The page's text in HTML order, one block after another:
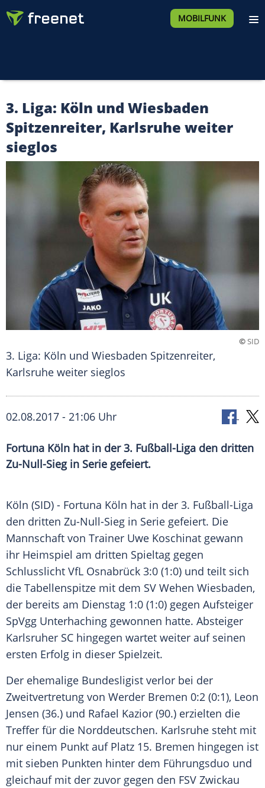
MOBILFUNK
3. Liga: Köln und Wiesbaden
Spitzenreiter, Karlsruhe weiter
sieglos
©SID
3. Liga: Köln und Wiesbaden Spitzenreiter,
Karlsruhe weiter sieglos
02.08.2017 - 21:06 Uhr
Fortuna Köln hat in der 3. Fußball-Liga den dritten
Zu-Null-Sieg in Serie gefeiert.
Köln (SID) - Fortuna Köln hat in der 3. Fußball-Liga
den dritten Zu-Null-Sieg in Serie gefeiert. Die
Mannschaft von Trainer Uwe Koschinat gewann
ihr Heimspiel am dritten Spieltag gegen
Schlusslicht VfL Osnabrück 3:0 (1:0) und teilt sich
die Tabellenspitze mit dem SV Wehen Wiesbaden,
der bereits am Dienstag 1:0 (1:0) gegen Aufsteiger
SpVgg Unterhaching gewonnen hatte. Absteiger
Karlsruher SC hingegen wartet weiter auf seinen
ersten Erfolg in dieser Spielzeit.
Der ehemalige Bundesligist verlor bei der
Zweitvertretung von Werder Bremen 0:2 (0:1), Leon
Jensen (36.) und Rafael Kazior (90.) erzielten die
Treffer für die Norddeutschen. Karlsruhe steht mit
nur einem Punkt auf Platz 15. Bremen hingegen ist
mit sieben Punkten hinter dem Führungsduo und
gleichauf mit der zuvor gegen den FSV Zwickau